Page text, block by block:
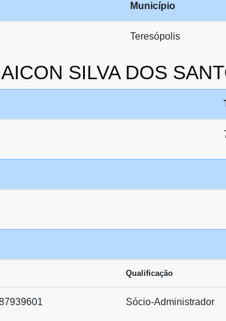
Município
Teresópolis
SILVA DOS
Qualificação
Sócio-Administrador